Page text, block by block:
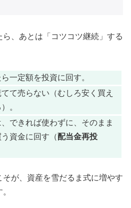
、あとは「コツコツ継続」する
一定額を投資に回す。
て売らない（むしろ安く買え
。
できれば使わずに、そのまま
資金に回す（配当金再投
が、資産を雪だるま式に増やす